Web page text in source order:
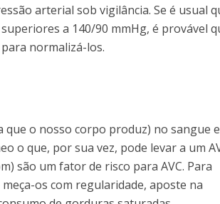
arterial sob vigilância. Se é usual
a 140/90 mmHg, é provável
normalizá-los.
o nosso corpo produz) no sangue
o que, por sua vez, pode levar a um
são um fator de risco para AVC. Para
os com regularidade, aposte na